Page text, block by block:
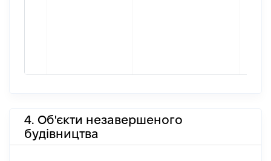
4. Об'єкти незавершеного
будівництва